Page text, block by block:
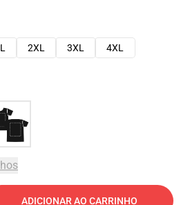
2XL 3XL
4XL
ADICIONAR AO CARRINHO